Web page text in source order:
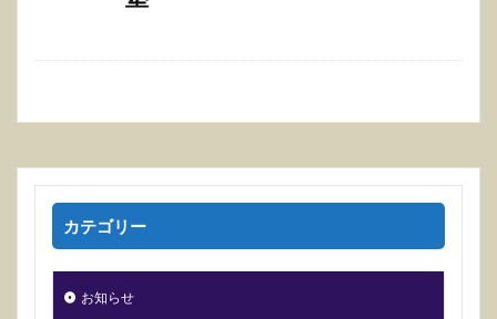
カテゴリー
お知らせ